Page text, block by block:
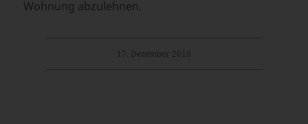
Wohnung abzulehnen.
17. Dezember 2018